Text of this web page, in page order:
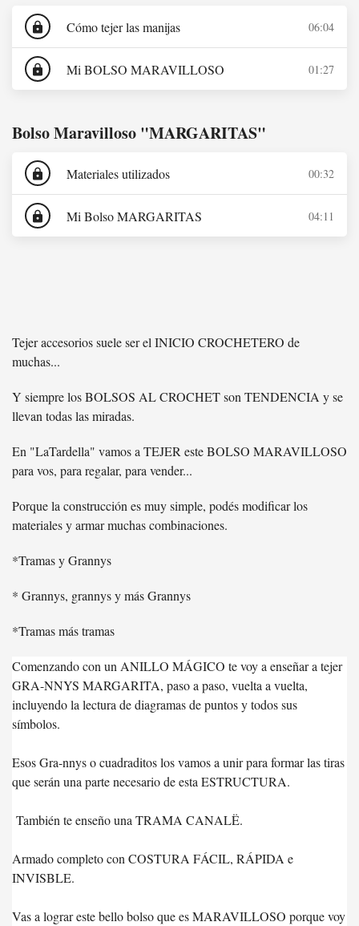
lock Cómo tejer las manijas 06:04
lock Mi BOLSO MARAVILLOSO 01:27
Bolso Maravilloso "MARGARITAS"
lock Materiales utilizados 00:32
lock Mi Bolso MARGARITAS 04:11
Tejer accesorios suele ser el INICIO CROCHETERO de
muchas...
Y siempre los BOLSOS AL CROCHET son TENDENCIA y se
llevan todas las miradas.
En "LaTardella" vamos a TEJER este BOLSO MARAVILLOSO
para vos, para regalar, para vender...
Porque la construcción es muy simple, podés modificar los
materiales y armar muchas combinaciones.
*Tramas y Grannys
* Grannys, grannys y más Grannys
*Tramas más tramas
Comenzando con un ANILLO MÁGICO te voy a enseñar a tejer
GRA-NNYS MARGARITA, paso a paso, vuelta a vuelta,
incluyendo la lectura de diagramas de puntos y todos sus
símbolos.
Esos Gra-nnys o cuadraditos los vamos a unir para formar las tiras
que serán una parte necesario de esta ESTRUCTURA.
También te enseño una TRAMA CANALË.
Armado completo con COSTURA FÁCIL, RÁPIDA e
INVISBLE.
Vas a lograr este bello bolso que es MARAVILLOSO porque voy